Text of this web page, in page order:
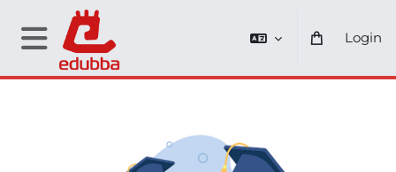
Vai al contenuto principale
Pannello laterale
Login